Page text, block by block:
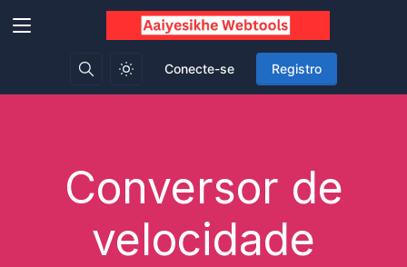
Conecte-se Registro
Conversor de
velocidade